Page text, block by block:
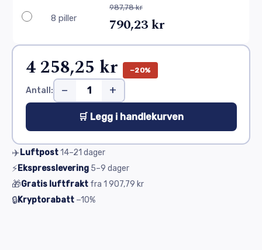
8 piller
987,78 kr
790,23 kr
4 258,25 kr −20%
Antall: − +
🛒 Legg i handlekurven
✈️Luftpost14–21 dager
⚡Ekspresslevering 5–9 dager
🎁Gratis luftfrakt fra 1 907,79 kr
🔒Kryptorabatt −10%